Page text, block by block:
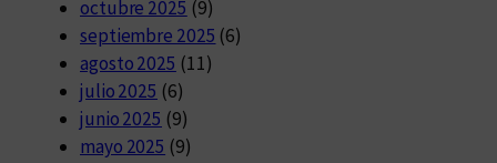
octubre 2025 (9)
septiembre 2025 (6)
agosto 2025 (11)
julio 2025 (6)
junio 2025 (9)
mayo 2025 (9)